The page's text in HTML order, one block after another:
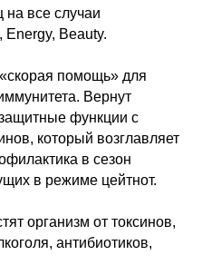
на все случаи
Energy, Beauty.
помощь» для
Вернут
функции с
который возглавляет
в сезон
в режиме цейтнот.
организм от токсинов,
антибиотиков,